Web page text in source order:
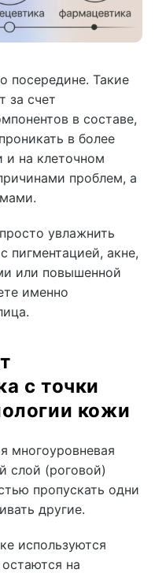
посередине. Такие
за счет
в составе,
в более
и на клеточном
проблем, а
увлажнить
пигментацией, акне,
или повышенной
именно
с точки
кожи
многоуровневая
слой (роговой)
пропускать одни
другие.
используются
на